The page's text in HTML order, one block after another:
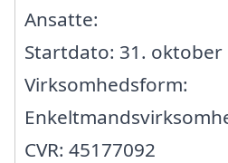
Ansatte:
Startdato: 31. oktober
Virksomhedsform:
CVR: 45177092